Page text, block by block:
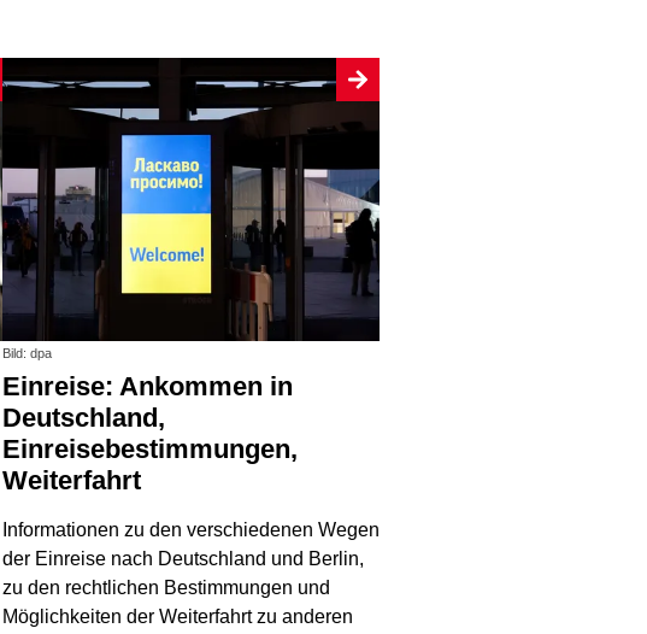
Bild: dpa
Einreise: Ankommen in
Deutschland,
Einreisebestimmungen,
Weiterfahrt
Informationen zu den verschiedenen Wegen
der Einreise nach Deutschland und Berlin,
zu den rechtlichen Bestimmungen und
Möglichkeiten der Weiterfahrt zu anderen